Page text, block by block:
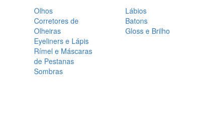
Olhos
Corretores de
Olheiras
Eyeliners e Lápis
Rímel e Máscaras
de Pestanas
Sombras
Lábios
Batons
Gloss e Brilho